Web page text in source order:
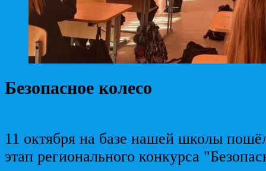
Безопасное колесо
11 октября на базе нашей школы
этап регионального конкурса